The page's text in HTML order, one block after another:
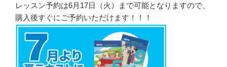
レッスン予約は6月17日（火）まで可能となりますので、
購入後すぐにご予約いただけます！！！